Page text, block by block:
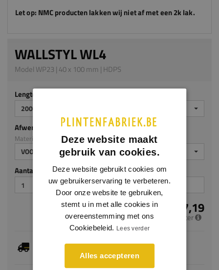
Let op: NMC producten lakken wij niet af met een 2k lak.
WALLSTYL WL4
Model WP23 | 40 x 100 mm | HDPS
Lengte (mm)
2000
Afwerking
Materiaal: HDPS
VOORGELAKT
Aantal stuks
€ 17,19
per meter
Dit artikel is voorradig, de verwachte levertijd
bedraagt 1-3 werkdagen
Deze website maakt
gebruik van cookies.
Deze website gebruikt cookies om
uw gebruikerservaring te verbeteren.
Door onze website te gebruiken,
stemt u in met alle cookies in
overeenstemming met ons
Cookiebeleid. Lees verder
Alles accepteren